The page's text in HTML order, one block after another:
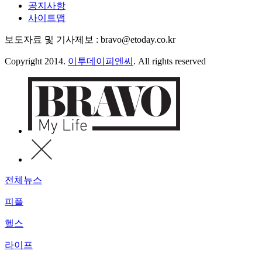
공지사항
사이트맵
보도자료 및 기사제보 : bravo@etoday.co.kr
Copyright 2014. 이투데이피엔씨 . All rights reserved
전체뉴스
피플
헬스
라이프